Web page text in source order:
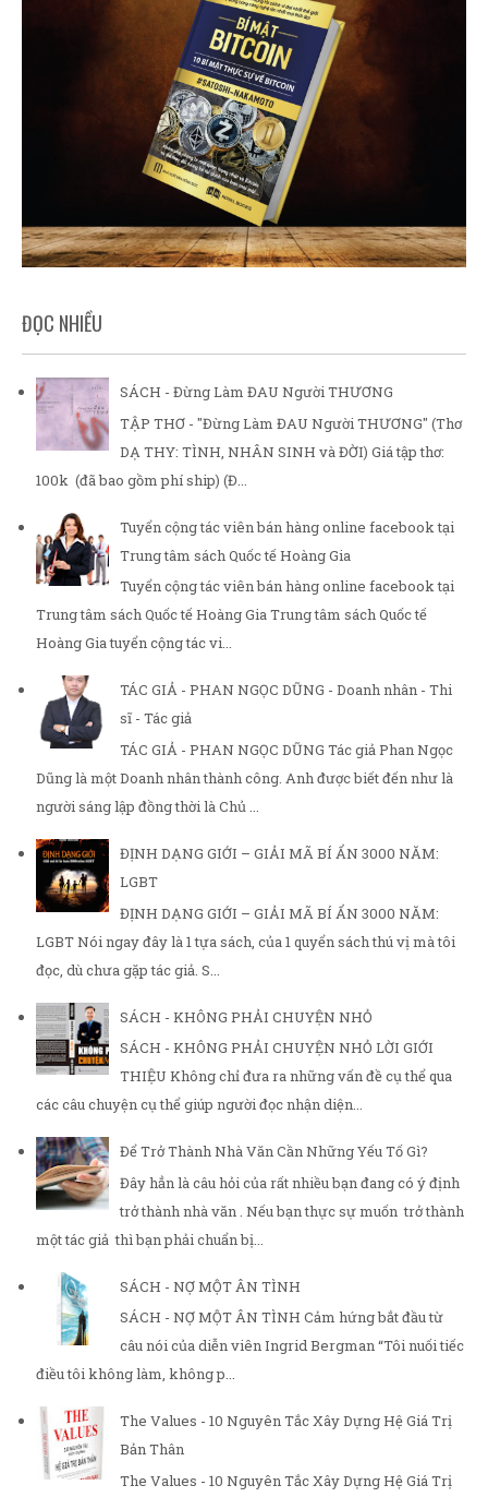
ĐỌC NHIỀU
SÁCH - Đừng Làm ĐAU Người THƯƠNG
TẬP THƠ - "Đừng Làm ĐAU Người THƯƠNG" (Thơ
DẠ THY: TÌNH, NHÂN SINH và ĐỜI) Giá tập thơ:
100k (đã bao gồm phí ship) (Đ...
Tuyển cộng tác viên bán hàng online facebook tại
Trung tâm sách Quốc tế Hoàng Gia
Tuyển cộng tác viên bán hàng online facebook tại
Trung tâm sách Quốc tế Hoàng Gia Trung tâm sách Quốc tế
Hoàng Gia tuyển cộng tác vi...
TÁC GIẢ - PHAN NGỌC DŨNG - Doanh nhân - Thi
sĩ - Tác giả
TÁC GIẢ - PHAN NGỌC DŨNG Tác giả Phan Ngọc
Dũng là một Doanh nhân thành công. Anh được biết đến như là
người sáng lập đồng thời là Chủ ...
ĐỊNH DẠNG GIỚI – GIẢI MÃ BÍ ẨN 3000 NĂM:
LGBT
ĐỊNH DẠNG GIỚI – GIẢI MÃ BÍ ẨN 3000 NĂM:
LGBT Nói ngay đây là 1 tựa sách, của 1 quyển sách thú vị mà tôi
đọc, dù chưa gặp tác giả. S...
SÁCH - KHÔNG PHẢI CHUYỆN NHỎ
SÁCH - KHÔNG PHẢI CHUYỆN NHỎ LỜI GIỚI
THIỆU Không chỉ đưa ra những vấn đề cụ thể qua
các câu chuyện cụ thể giúp người đọc nhận diện...
Để Trở Thành Nhà Văn Cần Những Yếu Tố Gì?
Đây hẳn là câu hỏi của rất nhiều bạn đang có ý định
trở thành nhà văn . Nếu bạn thực sự muốn trở thành
một tác giả thì bạn phải chuẩn bị...
SÁCH - NỢ MỘT ÂN TÌNH
SÁCH - NỢ MỘT ÂN TÌNH Cảm hứng bắt đầu từ
câu nói của diễn viên Ingrid Bergman “Tôi nuối tiếc
điều tôi không làm, không p...
The Values - 10 Nguyên Tắc Xây Dựng Hệ Giá Trị
Bản Thân
The Values - 10 Nguyên Tắc Xây Dựng Hệ Giá Trị